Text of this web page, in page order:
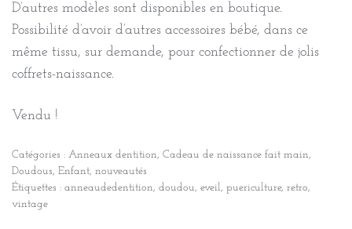
D’autres modèles sont disponibles en boutique.
Possibilité d’avoir d’autres accessoires bébé, dans ce
même tissu, sur demande, pour confectionner de jolis
coffrets-naissance.
Vendu !
Catégories : Anneaux dentition, Cadeau de naissance fait main,
Doudous, Enfant, nouveautés
Étiquettes : anneaudedentition, doudou, eveil, puericulture, retro,
vintage